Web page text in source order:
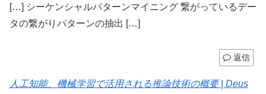
[…] シーケンシャルパターンマイニング 繋がっているデー
タの繋がりパターンの抽出 […]
返信
人工知能、機械学習で活用される推論技術の概要 | Deus